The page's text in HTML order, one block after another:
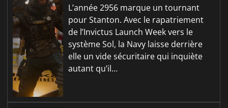
L’année 2956 marque un tournant
pour Stanton. Avec le rapatriement
de l’Invictus Launch Week vers le
système Sol, la Navy laisse derrière
elle un vide sécuritaire qui inquiète
autant qu’il…